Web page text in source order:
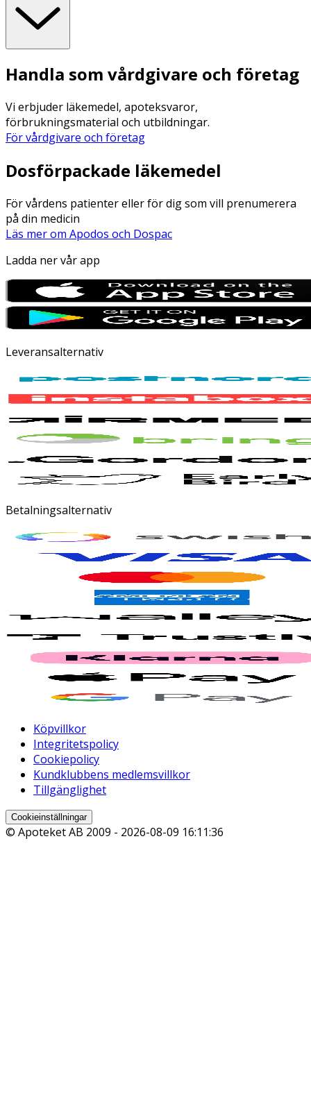
Handla som vårdgivare och företag
Vi erbjuder läkemedel, apoteksvaror,
förbrukningsmaterial och utbildningar.
För vårdgivare och företag
Dosförpackade läkemedel
För vårdens patienter eller för dig som vill prenumerera
på din medicin
Läs mer om Apodos och Dospac
Ladda ner vår app
Leveransalternativ
Betalningsalternativ
Köpvillkor
Integritetspolicy
Cookiepolicy
Kundklubbens medlemsvillkor
Tillgänglighet
Cookieinställningar
© Apoteket AB 2009 - 2026-08-09 16:11:36